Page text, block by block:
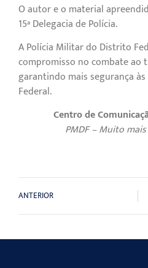
O autor e o material
15ª Delegacia de Polícia.
A Polícia Militar do Distrito
compromisso no combate ao
garantindo mais segurança
Federal.
Centro de
PMDF – Muito
ANTERIOR